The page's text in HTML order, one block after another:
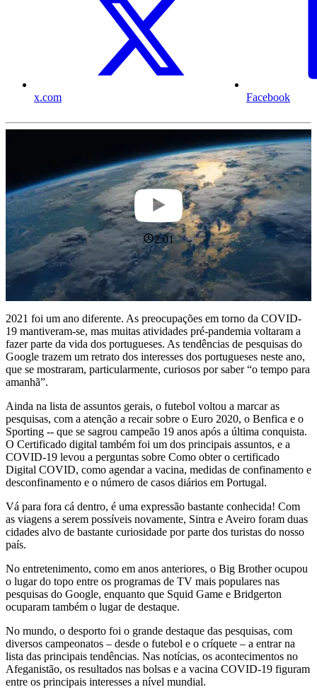
x.com Facebook
2:01
2021 foi um ano diferente. As preocupações em torno da COVID-
19 mantiveram-se, mas muitas atividades pré-pandemia voltaram a
fazer parte da vida dos portugueses. As tendências de pesquisas do
Google trazem um retrato dos interesses dos portugueses neste ano,
que se mostraram, particularmente, curiosos por saber “o tempo para
amanhã”.
Ainda na lista de assuntos gerais, o futebol voltou a marcar as
pesquisas, com a atenção a recair sobre o Euro 2020, o Benfica e o
Sporting -- que se sagrou campeão 19 anos após a última conquista.
O Certificado digital também foi um dos principais assuntos, e a
COVID-19 levou a perguntas sobre Como obter o certificado
Digital COVID, como agendar a vacina, medidas de confinamento e
desconfinamento e o número de casos diários em Portugal.
Vá para fora cá dentro, é uma expressão bastante conhecida! Com
as viagens a serem possíveis novamente, Sintra e Aveiro foram duas
cidades alvo de bastante curiosidade por parte dos turistas do nosso
país.
No entretenimento, como em anos anteriores, o Big Brother ocupou
o lugar do topo entre os programas de TV mais populares nas
pesquisas do Google, enquanto que Squid Game e Bridgerton
ocuparam também o lugar de destaque.
No mundo, o desporto foi o grande destaque das pesquisas, com
diversos campeonatos – desde o futebol e o críquete – a entrar na
lista das principais tendências. Nas notícias, os acontecimentos no
Afeganistão, os resultados nas bolsas e a vacina COVID-19 figuram
entre os principais interesses a nível mundial.